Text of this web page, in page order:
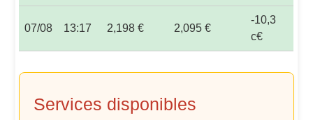
07/08 13:17 2,198 € 2,095 €
-10,3
c€
Services disponibles